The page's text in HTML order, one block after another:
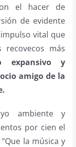
el hacer de
de evidente
vital que
más
expansivo y
amigo de la
ambiente y
por cien el
la música y